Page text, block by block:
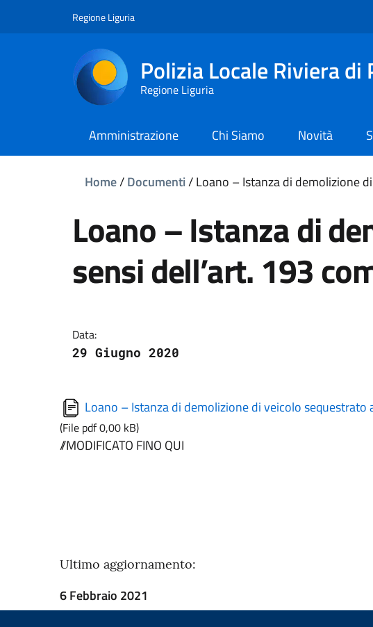
Regione Liguria
Polizia Locale Riviera di
Regione Liguria
Amministrazione Chi Siamo Novità
Home/Documenti/Loano – Istanza di demolizione
Loano – Istanza di
sensi dell’art. 193
Data:
29 Giugno 2020
Loano – Istanza di demolizione di veicolo sequestrato
(File pdf 0,00 kB)
//MODIFICATO FINO QUI
Ultimo aggiornamento:
6 Febbraio 2021